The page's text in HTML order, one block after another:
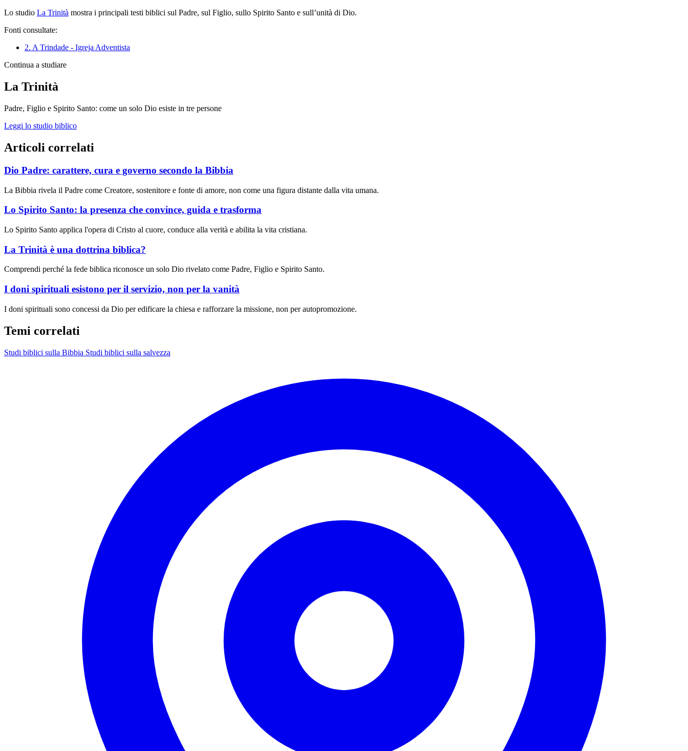
Lo studio La Trinità mostra i principali testi biblici sul Padre, sul Figlio, sullo Spirito Santo e sull’unità di Dio.
Fonti consultate:
2. A Trindade - Igreja Adventista
Continua a studiare
La Trinità
Padre, Figlio e Spirito Santo: come un solo Dio esiste in tre persone
Leggi lo studio biblico
Articoli correlati
Dio Padre: carattere, cura e governo secondo la Bibbia
La Bibbia rivela il Padre come Creatore, sostenitore e fonte di amore, non come una figura distante dalla vita umana.
Lo Spirito Santo: la presenza che convince, guida e trasforma
Lo Spirito Santo applica l'opera di Cristo al cuore, conduce alla verità e abilita la vita cristiana.
La Trinità è una dottrina biblica?
Comprendi perché la fede biblica riconosce un solo Dio rivelato come Padre, Figlio e Spirito Santo.
I doni spirituali esistono per il servizio, non per la vanità
I doni spirituali sono concessi da Dio per edificare la chiesa e rafforzare la missione, non per autopromozione.
Temi correlati
Studi biblici sulla Bibbia Studi biblici sulla salvezza